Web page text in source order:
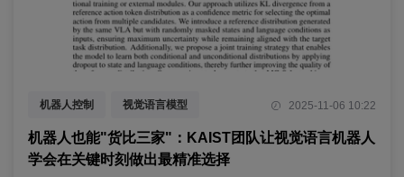
机器人控制 视觉语言模型
测试时优化
2025-11-06 10:22
机器人也能"货比三家"：KAIST团队让视觉语言机器人
学会在关键时刻做出最精准选择